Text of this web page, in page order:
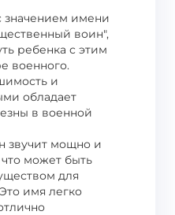
значением имени
воин",
ребенка с этим
военного.
и
обладает
в военной
звучит мощно и
может быть
для
имя легко